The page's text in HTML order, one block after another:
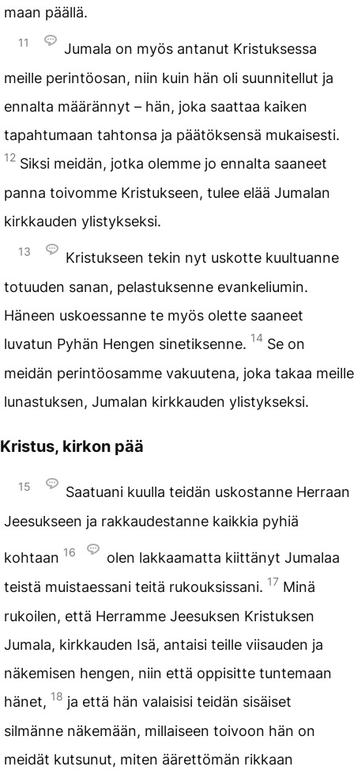
maan päällä.
11
Jumala on myös antanut Kristuksessa
meille perintöosan, niin kuin hän oli suunnitellut ja
ennalta määrännyt – hän, joka saattaa kaiken
tapahtumaan tahtonsa ja päätöksensä mukaisesti.
12 Siksi meidän, jotka olemme jo ennalta saaneet
panna toivomme Kristukseen, tulee elää Jumalan
kirkkauden ylistykseksi.
13
Kristukseen tekin nyt uskotte kuultuanne
totuuden sanan, pelastuksenne evankeliumin.
Häneen uskoessanne te myös olette saaneet
luvatun Pyhän Hengen sinetiksenne. 14 Se on
meidän perintöosamme vakuutena, joka takaa meille
lunastuksen, Jumalan kirkkauden ylistykseksi.
Kristus, kirkon pää
15
Saatuani kuulla teidän uskostanne Herraan
Jeesukseen ja rakkaudestanne kaikkia pyhiä
kohtaan 16
olen lakkaamatta kiittänyt Jumalaa
teistä muistaessani teitä rukouksissani. 17 Minä
rukoilen, että Herramme Jeesuksen Kristuksen
Jumala, kirkkauden Isä, antaisi teille viisauden ja
näkemisen hengen, niin että oppisitte tuntemaan
hänet, 18 ja että hän valaisisi teidän sisäiset
silmänne näkemään, millaiseen toivoon hän on
meidät kutsunut, miten äärettömän rikkaan